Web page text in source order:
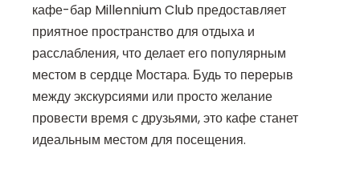
кафе-бар Millennium Club предоставляет
приятное пространство для отдыха и
расслабления, что делает его популярным
местом в сердце Мостара. Будь то перерыв
между экскурсиями или просто желание
провести время с друзьями, это кафе станет
идеальным местом для посещения.